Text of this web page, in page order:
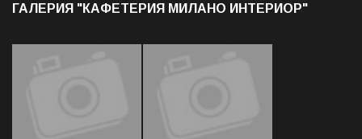
ГАЛЕРИЯ "КАФЕТЕРИЯ МИЛАНО ИНТЕРИОР"